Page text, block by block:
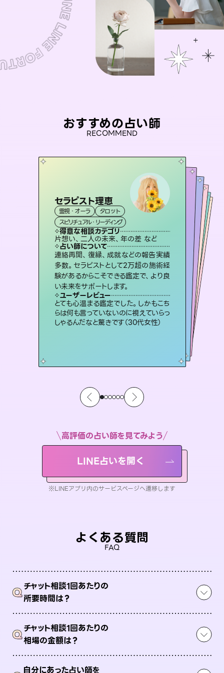
おすすめの占い師
RECOMMEND
セラピスト理恵
霊視・オーラ
タロット
スピリチュアル・リーディング
得意な相談カテゴリ
片想い、二人の未来、年の差 など
占い師について
連絡再開、復縁、成就などの報告実績
多数。セラピストとして2万超の施術経
験があるからこそできる鑑定で、より良
い未来をサポートします。
ユーザーレビュー
とても心温まる鑑定でした。しかもこち
らは何も言っていないのに視えていらっ
しゃるんだなと驚きです（30代女性）
アイリス -iris-
西洋占星術 タロット
ルーン
得意な相談カテゴリ
恋愛総合、片想い、二人の未来 など
占い師について
復縁、恋愛、不倫の行方、同性愛や片
思い、仕事関係や借金問題まで知りた
いことや心の負担になっていることを
紐解き、背中をそっと押して導きます。
ユーザーレビュー
安心感のあり、言い切ってくれる所や濁
さない鑑定のおかげで、毎回自分の気
持ちを整えられます（30代 男性）
未来視師＊花
霊視・オーラ
スピリチュアル・リーディング
得意な相談カテゴリ
出逢い、片想い、復縁 など
占い師について
未来には何パターンもの選択肢があり
ます。不安で視えにくくなっているあな
たの素敵な未来を見つけ、その未来を
選択できるようアドバイスします。
ユーザーレビュー
職場の人の性質や人間関係、本心など
本当によく視えていてびっくり。対策が
打てて前向きになれます（40代）
桃源珠羽 とうげんみう
霊視・オーラ
スピリチュアル・リーディング
得意な相談カテゴリ
片想い、あの人の気持ち、復縁 など
占い師について
恋愛のお悩みの中でも特に「曖昧な関係」の相談を得意としており、友達以上恋人未満なお相手との今後や本音を丁寧に読み解き恋愛成就へと導きます。
ユーザーレビュー
鑑定していただいてアドバイス通りに行
動すると仲が復活してきました。ありが
とうございました（40代 女性）
彗望（すいぼう
霊視・オーラ
スピリチュアル・リーディング
得意な相談カテゴリ
片想い、あの人の気持ち、復縁 など
占い師について
3,700年以上の歴史を持つ東洋最古の
占術「易占」で詳細まで占い、幸せへ向
かう道筋を示します。厳しい結果にも具
体的な対策をお伝えします。
ユーザーレビュー
複雑な背景もしっかり聞いて鑑定して
いただけました。気持ちが楽になりまし
た（50代 女性）
おう 霊感オラクル
霊視・オーラ
オラクルカード
得意な相談カテゴリ
恋愛総合、あの人の気持ち など
占い師について
霊視×オラクルカードを使って「今」と
「未来」そして「気になるあの人の気持
ち」まで丁寧に読み解き、恋や人生のヒ
ントを優しく引き出します。
ユーザーレビュー
不安な気持ちが嘘みたいに晴れまし
た…！よく視えていらっしゃるんだなと
感じました（40代 女性）
高評価の占い師を見てみよう
LINE占いを開く
※LINEアプリ内のサービスページへ遷移します
よくある質問
FAQ
Qチャット相談1回あたりの
所要時間は？
Qチャット相談1回あたりの
相場の金額は？
自分にあった占い師を